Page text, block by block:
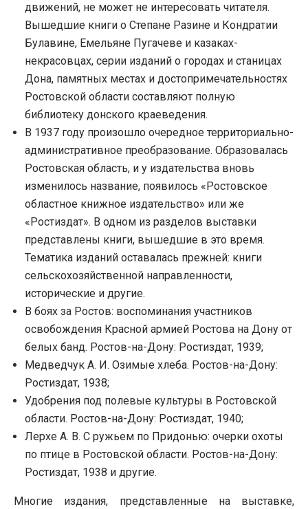
движений, не может не интересовать читателя.
Вышедшие книги о Степане Разине и Кондратии
Булавине, Емельяне Пугачеве и казаках-
некрасовцах, серии изданий о городах и станицах
Дона, памятных местах и достопримечательностях
Ростовской области составляют полную
библиотеку донского краеведения.
В 1937 году произошло очередное территориально-
административное преобразование. Образовалась
Ростовская область, и у издательства вновь
изменилось название, появилось «Ростовское
областное книжное издательство» или же
«Ростиздат». В одном из разделов выставки
представлены книги, вышедшие в это время.
Тематика изданий оставалась прежней: книги
сельскохозяйственной направленности,
исторические и другие.
В боях за Ростов: воспоминания участников
освобождения Красной армией Ростова на Дону от
белых банд. Ростов-на-Дону: Ростиздат, 1939;
Медведчук А. И. Озимые хлеба. Ростов-на-Дону:
Ростиздат, 1938;
Удобрения под полевые культуры в Ростовской
области. Ростов-на-Дону: Ростиздат, 1940;
Лерхе А. В. С ружьем по Придонью: очерки охоты
по птице в Ростовской области. Ростов-на-Дону:
Ростиздат, 1938 и другие.
Многие издания, представленные на выставке,